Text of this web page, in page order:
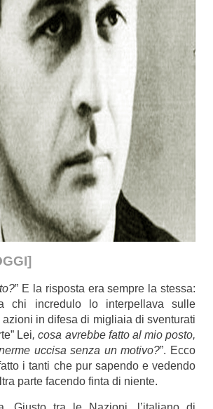
” E la risposta era sempre la stessa:
chi incredulo lo interpellava sulle
in difesa di migliaia di sventurati
Lei, cosa avrebbe fatto al mio posto,
uccisa senza un motivo?”. Ecco
i tanti che pur sapendo e vedendo
parte facendo finta di niente.